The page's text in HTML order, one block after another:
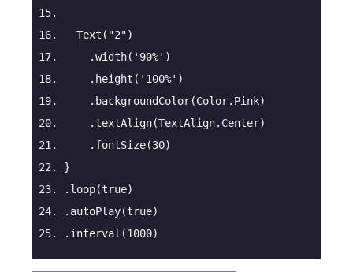
Text ( "2")
.width( '90%' )
.height ( '100%' )
.backgroundColor(Color.Pink)
.textAlign(TextAlign.Center)
.fontSize(30)
}
.loop(true)
.autoPlay(true)
.interval (1000)